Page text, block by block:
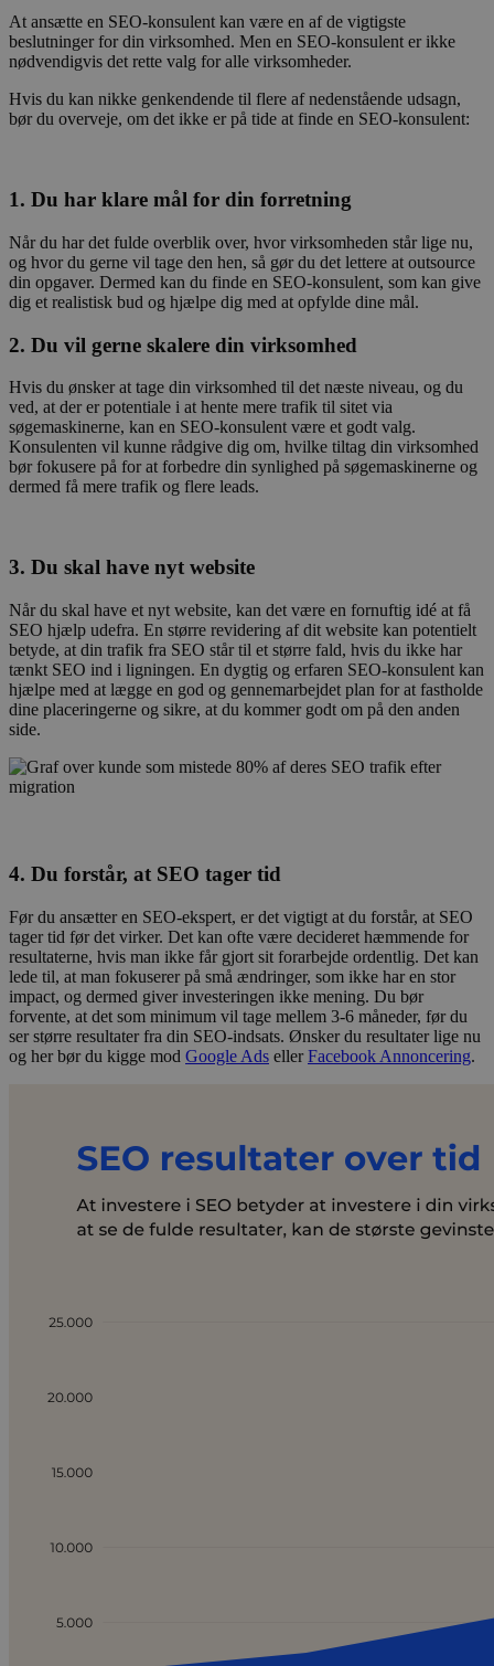
At ansætte en SEO-konsulent kan være en af de vigtigste
beslutninger for din virksomhed. Men en SEO-konsulent er ikke
nødvendigvis det rette valg for alle virksomheder.
Hvis du kan nikke genkendende til flere af nedenstående udsagn,
bør du overveje, om det ikke er på tide at finde en SEO-konsulent:
1. Du har klare mål for din forretning
Når du har det fulde overblik over, hvor virksomheden står lige nu,
og hvor du gerne vil tage den hen, så gør du det lettere at outsource
din opgaver. Dermed kan du finde en SEO-konsulent, som kan give
dig et realistisk bud og hjælpe dig med at opfylde dine mål.
2. Du vil gerne skalere din virksomhed
Hvis du ønsker at tage din virksomhed til det næste niveau, og du
ved, at der er potentiale i at hente mere trafik til sitet via
søgemaskinerne, kan en SEO-konsulent være et godt valg.
Konsulenten vil kunne rådgive dig om, hvilke tiltag din virksomhed
bør fokusere på for at forbedre din synlighed på søgemaskinerne og
dermed få mere trafik og flere leads.
3. Du skal have nyt website
Når du skal have et nyt website, kan det være en fornuftig idé at få
SEO hjælp udefra. En større revidering af dit website kan potentielt
betyde, at din trafik fra SEO står til et større fald, hvis du ikke har
tænkt SEO ind i ligningen. En dygtig og erfaren SEO-konsulent kan
hjælpe med at lægge en god og gennemarbejdet plan for at fastholde
dine placeringerne og sikre, at du kommer godt om på den anden
side.
4. Du forstår, at SEO tager tid
Før du ansætter en SEO-ekspert, er det vigtigt at du forstår, at SEO
tager tid før det virker. Det kan ofte være decideret hæmmende for
resultaterne, hvis man ikke får gjort sit forarbejde ordentlig. Det kan
lede til, at man fokuserer på små ændringer, som ikke har en stor
impact, og dermed giver investeringen ikke mening. Du bør
forvente, at det som minimum vil tage mellem 3-6 måneder, før du
ser større resultater fra din SEO-indsats. Ønsker du resultater lige nu
og her bør du kigge mod Google Ads ellerFacebook Annoncering.